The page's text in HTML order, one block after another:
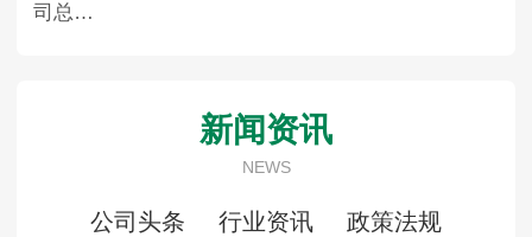
司总…
新闻资讯
NEWS
公司头条 行业资讯 政策法规